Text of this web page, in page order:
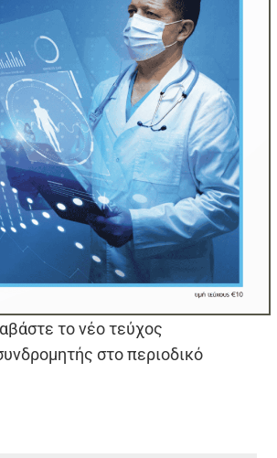
το νέο τεύχος
στο περιοδικό